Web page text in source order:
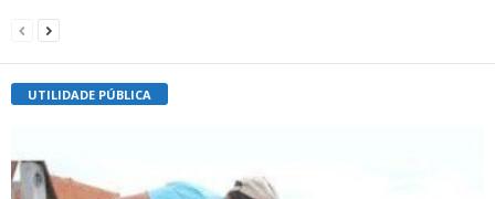
UTILIDADE PÚBLICA